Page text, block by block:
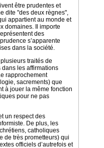
être prudentes et
dite "des deux règnes",
appartient au monde et
domaines. Il importe
des
s’apparente
dans la société.
traités de
les affirmations
rapprochement
sacrements) que
à jouer la même fonction
pour ne pas
un respect des
De plus, les
catholiques
de très prometteurs) qui
officiels d’autrefois et